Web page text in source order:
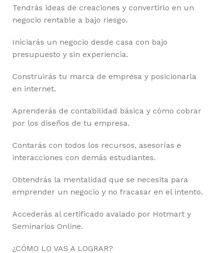
Tendrás ideas de creaciones y convertirlo en un
negocio rentable a bajo riesgo.
Iniciarás un negocio desde casa con bajo
presupuesto y sin experiencia.
Construirás tu marca de empresa y posicionarla
en internet.
Aprenderás de contabilidad básica y cómo cobrar
por los diseños de tu empresa.
Contarás con todos los recursos, asesorías e
interacciones con demás estudiantes.
Obtendrás la mentalidad que se necesita para
emprender un negocio y no fracasar en el intento.
Accederás al certificado avalado por Hotmart y
Seminarios Online.
¿CÓMO LO VAS A LOGRAR?